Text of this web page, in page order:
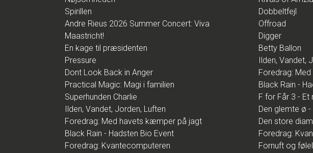
Spirillen
Andre Rieus 2026 Summer Concert: Viva
Maastricht!
En kage til præsidenten
Pressure
Dont Look Back in Anger
Practical Magic: Magi i familien
Superhunden Charlie
Ilden, Vandet, Jorden, Luften
Foredrag: Med havets kæmper på jagt
Black Rain - Hadsten Bio Event
Foredrag: Kvantecomputeren
Dobbeltfejl
Offroad
Digger
Betty Ballon
Ilden, Vandet,
Foredrag:
Black Rain -
F for Får 3 -
Den glemte ø -
Den store
Foredrag:
Fornuft og